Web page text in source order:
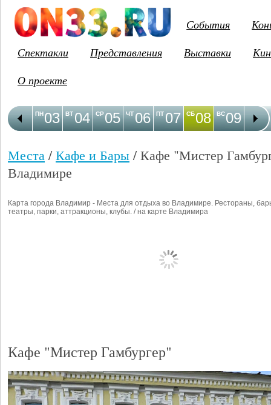
События
Спектакли
Представления Выставки
О проекте
03
ПН 04
ВТ 05
СР 06
ЧТ 07
ПТ 08
СБ 09
ВС 10
ПН
Места /Кафе и Бары / Кафе "Мистер
Владимире
Карта города Владимир - Места для отдыха во Владимире. Рестораны,
театры, парки, аттракционы, клубы. / на карте Владимира
Кафе "Мистер Гамбургер"